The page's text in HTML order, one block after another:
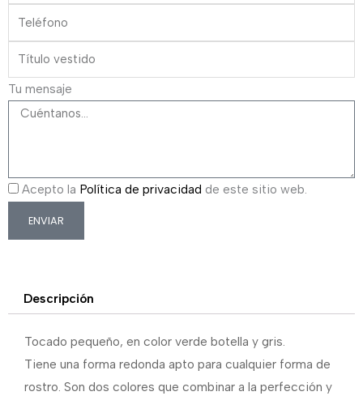
Tu mensaje
Acepto la Política de privacidad de este sitio web.
ENVIAR
Descripción
Tocado pequeño, en color verde botella y gris.
Tiene una forma redonda apto para cualquier forma de
rostro. Son dos colores que combinar a la perfección y